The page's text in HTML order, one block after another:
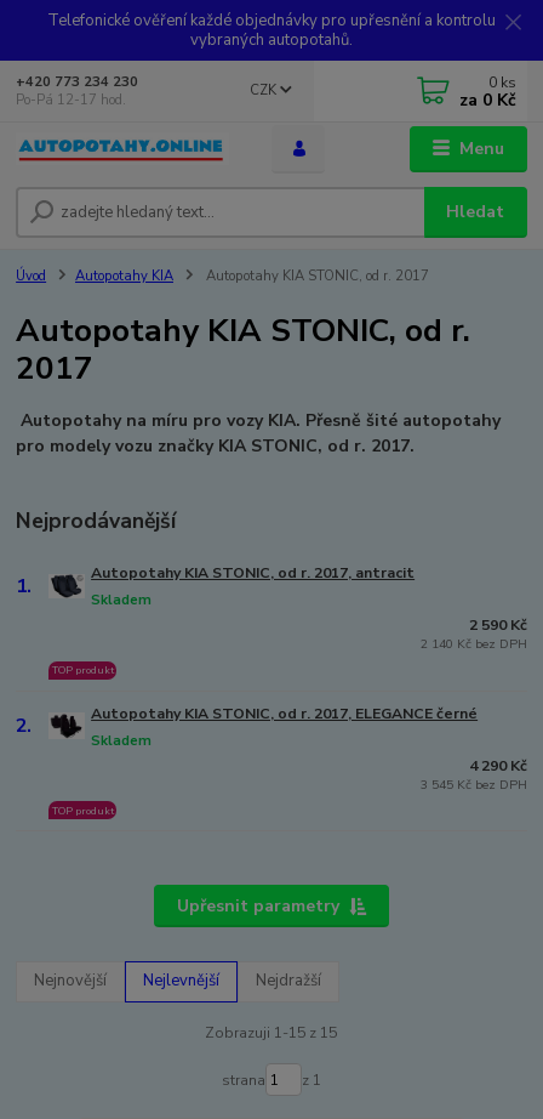
Telefonické ověření každé objednávky pro upřesnění a kontrolu
vybraných autopotahů.
Menu
CZK
Hledat
+420 773 234 230
Po-Pá 12-17 hod.
0 ks
za 0 Kč
Úvod Autopotahy KIA Autopotahy KIA STONIC, od r. 2017
Autopotahy KIA STONIC, od r.
2017
Autopotahy na míru pro vozy KIA. Přesně šité autopotahy
pro modely vozu značky KIA STONIC, od r. 2017.
Nejprodávanější
1. Autopotahy KIA STONIC, od r. 2017, antracit
Skladem
TOP produkt
2 590 Kč
2 140 Kč bez DPH
2. Autopotahy KIA STONIC, od r. 2017, ELEGANCE černé
Skladem
TOP produkt
4 290 Kč
3 545 Kč bez DPH
Upřesnit parametry
Nejnovější Nejlevnější Nejdražší
Zobrazuji 1-15 z 15
strana z 1